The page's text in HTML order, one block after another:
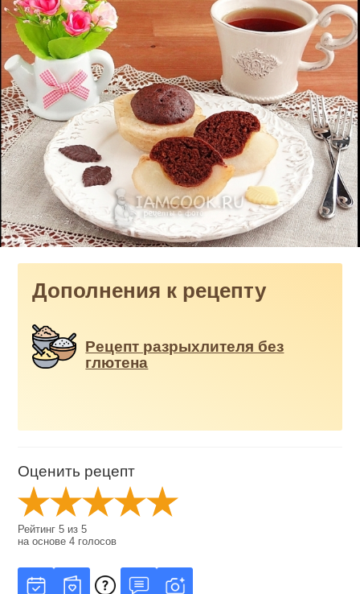
Дополнения к рецепту
Рецепт разрыхлителя без
глютена
Оценить рецепт
Рейтинг5 из5
на основе4 голосов